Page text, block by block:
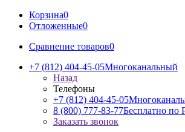
Корзина0
Отложенные0
Сравнение товаров0
+7 (812) 404-45-05Многоканальный
Назад
Телефоны
+7 (812) 404-45-05
8 (800) 777-83-77Бесплатно по
Заказать звонок